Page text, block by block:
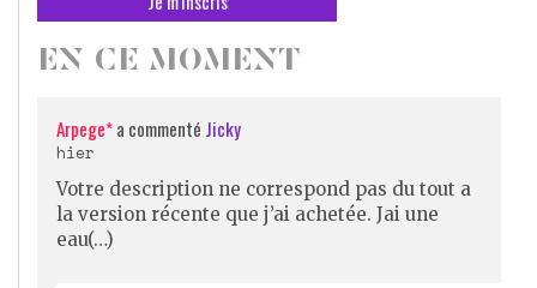
EN CE MOMENT
Arpege*a commenté Jicky
hier
Votre description ne correspond pas du tout a
la version récente que j’ai achetée. Jai une
eau(…)